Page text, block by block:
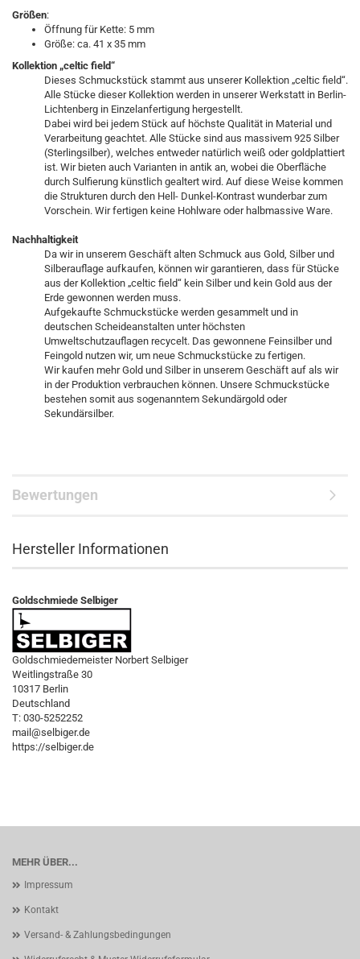
Größen:
Öffnung für Kette: 5 mm
Größe: ca. 41 x 35 mm
Kollektion „celtic field“
Dieses Schmuckstück stammt aus unserer Kollektion „celtic field“.
Alle Stücke dieser Kollektion werden in unserer Werkstatt in Berlin-
Lichtenberg in Einzelanfertigung hergestellt.
Dabei wird bei jedem Stück auf höchste Qualität in Material und
Verarbeitung geachtet. Alle Stücke sind aus massivem 925 Silber
(Sterlingsilber), welches entweder natürlich weiß oder goldplattiert
ist. Wir bieten auch Varianten in antik an, wobei die Oberfläche
durch Sulfierung künstlich gealtert wird. Auf diese Weise kommen
die Strukturen durch den Hell- Dunkel-Kontrast wunderbar zum
Vorschein. Wir fertigen keine Hohlware oder halbmassive Ware.
Nachhaltigkeit
Da wir in unserem Geschäft alten Schmuck aus Gold, Silber und
Silberauflage aufkaufen, können wir garantieren, dass für Stücke
aus der Kollektion „celtic field“ kein Silber und kein Gold aus der
Erde gewonnen werden muss.
Aufgekaufte Schmuckstücke werden gesammelt und in
deutschen Scheideanstalten unter höchsten
Umweltschutzauflagen recycelt. Das gewonnene Feinsilber und
Feingold nutzen wir, um neue Schmuckstücke zu fertigen.
Wir kaufen mehr Gold und Silber in unserem Geschäft auf als wir
in der Produktion verbrauchen können. Unsere Schmuckstücke
bestehen somit aus sogenanntem Sekundärgold oder
Sekundärsilber.
Bewertungen
Hersteller Informationen
Goldschmiede Selbiger
Goldschmiedemeister Norbert Selbiger
Weitlingstraße 30
10317 Berlin
Deutschland
T: 030-5252252
mail@selbiger.de
https://selbiger.de
MEHR ÜBER...
Impressum
Kontakt
Versand- & Zahlungsbedingungen